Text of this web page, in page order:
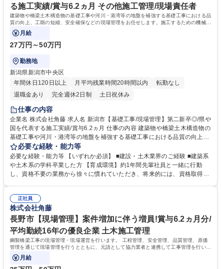
る施工実績/賞与6.2ヵ月 その他施工管理/現場責任者
建築物や橋梁土木構造物の基礎工事や河川・港湾等の地盤を補強する基礎工事における品
質の向上、工期の短縮、安全確保などの現場管理をお任せします。施工するための機械の
配置をCAD図面で作ることもあります。
月給
27万円～50万円
勤務地
新潟県新潟市中央区
年間休日120日以上
月平均残業時間20時間以内
転勤なし
退職金あり
完全週休2日制 土日祝休み
仕事の内容
企業名 株式会社角藤 求人名 新潟市【基礎工事/現場管理】第二新卒◎/県や
国を代表する施工実績/賞与6.2ヵ月 仕事の内容 建築物や橋梁土木構造物の
基礎工事や河川・港湾等の地盤を補強する基礎工事における品質の向上、
工期の短縮、安全確保などの現場管理をお任せします。施工するための機
械の配置をCAD図面で作ることもあります。 【具体的には】■工程管理
(スケジュールの確認・調整や現場への指示) ■品質管理(作業の進行状況や
仕上がりの確認 ・修正指示）■安全管理（日々の打ち合わせ・現場確認 ・
りません。工期は、1～2週間の案件もあれば半年～1年程度の案件と様々
です。 募集職種 新潟市【基礎工事/現場管理】第二新卒◎/県や国を代表す
る施工実績/賞与6.2ヵ月
必要な経験・能力等
必要な経験・能力等 【いずれか必須】 ■建設・土木業界のご経験 ■建築系
や土木系の学科卒業した方 【育成環境】約1年間先輩社員と一緒に行動
し、資格不要の業務から徐々に慣れていただき、将来的には、資格取得を
定：創業91年の長野県売上ランキング12位！国内拠点18ヶ所あり、年間
に携わる工事件数約1,500件、日本を支える代表的な施工実績多数 学歴・
資格 学歴：大学院 大学 高専 短大 専修学校 高校 語学力： 資格：第一種運
転免許普通自動車
正社員
株式会社角藤
長野市【現場管理】案件増加に伴う増員!賞与6.2ヵ月分/
平均勤続16年の優良企業 土木施工管理
鋼製橋梁工事の現場管理・現場運営を行います。 工程管理、安全管理、品質管理、原価
管理を通じて現場管理を行うとともに、元請として協力業者と連携して工事管理を行いま
す。
月給